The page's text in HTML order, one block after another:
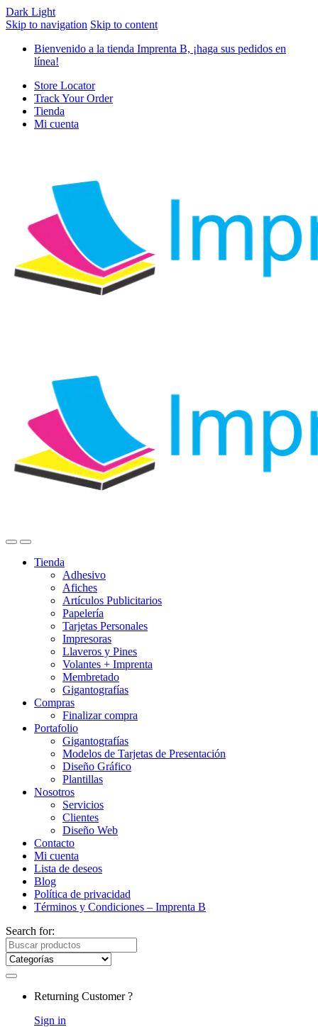
Dark Light
Skip to navigation Skip to content
Bienvenido a la tienda Imprenta B, ¡haga sus pedidos en
línea!
Store Locator
Track Your Order
Tienda
Mi cuenta
Tienda
Adhesivo
Afiches
Artículos Publicitarios
Papelería
Tarjetas Personales
Impresoras
Llaveros y Pines
Volantes + Imprenta
Membretado
Gigantografías
Compras
Finalizar compra
Portafolio
Gigantografías
Modelos de Tarjetas de Presentación
Diseño Gráfico
Plantillas
Nosotros
Servicios
Clientes
Diseño Web
Contacto
Mi cuenta
Lista de deseos
Blog
Política de privacidad
Términos y Condiciones – Imprenta B
Search for:
Returning Customer ?
Sign in